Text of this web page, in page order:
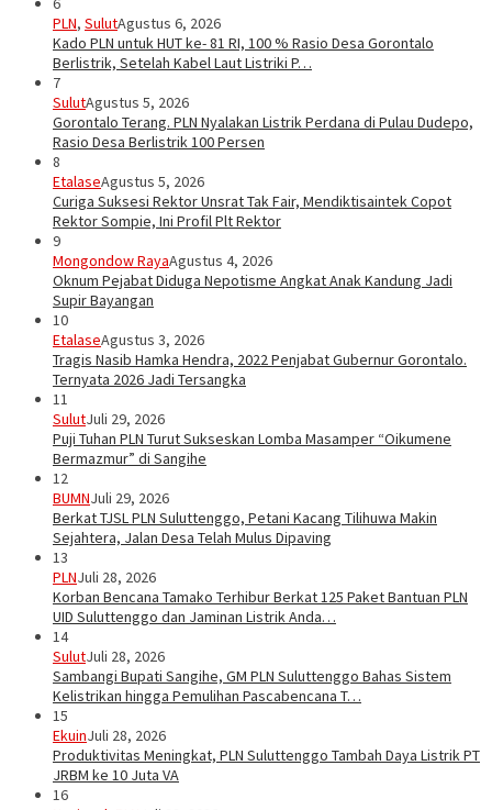
PLN, SulutAgustus 6, 2026
Kado PLN untuk HUT ke- 81 RI, 100 % Rasio Desa Gorontalo
Berlistrik, Setelah Kabel Laut Listriki P…
7
SulutAgustus 5, 2026
Gorontalo Terang. PLN Nyalakan Listrik Perdana di Pulau Dudepo,
Rasio Desa Berlistrik 100 Persen
8
EtalaseAgustus 5, 2026
Curiga Suksesi Rektor Unsrat Tak Fair, Mendiktisaintek Copot
Rektor Sompie, Ini Profil Plt Rektor
9
Mongondow RayaAgustus 4, 2026
Oknum Pejabat Diduga Nepotisme Angkat Anak Kandung Jadi
Supir Bayangan
10
EtalaseAgustus 3, 2026
Tragis Nasib Hamka Hendra, 2022 Penjabat Gubernur Gorontalo.
Ternyata 2026 Jadi Tersangka
11
SulutJuli 29, 2026
Puji Tuhan PLN Turut Sukseskan Lomba Masamper “Oikumene
Bermazmur” di Sangihe
12
BUMNJuli 29, 2026
Berkat TJSL PLN Suluttenggo, Petani Kacang Tilihuwa Makin
Sejahtera, Jalan Desa Telah Mulus Dipaving
13
PLNJuli 28, 2026
Korban Bencana Tamako Terhibur Berkat 125 Paket Bantuan PLN
UID Suluttenggo dan Jaminan Listrik Anda…
14
SulutJuli 28, 2026
Sambangi Bupati Sangihe, GM PLN Suluttenggo Bahas Sistem
Kelistrikan hingga Pemulihan Pascabencana T…
15
EkuinJuli 28, 2026
Produktivitas Meningkat, PLN Suluttenggo Tambah Daya Listrik PT
JRBM ke 10 Juta VA
16